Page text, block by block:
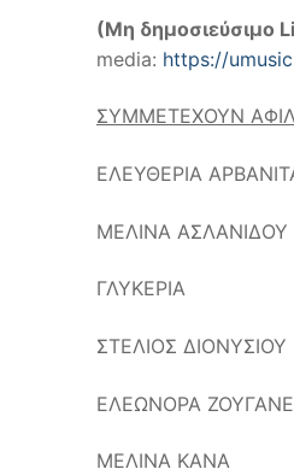
(Μη δημοσιεύσιμο
media: https://
ΣΥΜΜΕΤΕΧΟΥΝ
ΕΛΕΥΘΕΡΙΑ
ΜΕΛΙΝΑ ΑΣΛΑΝΙΔΟΥ
ΓΛΥΚΕΡΙΑ
ΣΤΕΛΙΟΣ ΔΙΟΝΥΣΙΟΥ
ΕΛΕΩΝΟΡΑ
ΜΕΛΙΝΑ ΚΑΝΑ